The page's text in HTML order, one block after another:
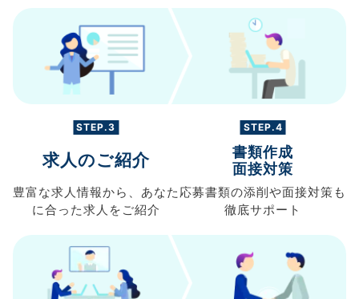
STEP.3
求人のご紹介
豊富な求人情報から、 あなた
に合った求人を ご紹介
STEP.4
書類作成
面接対策
応募書類の添削や面接対策も
徹底サポート